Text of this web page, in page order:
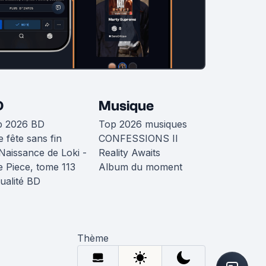
2026 BD
fête sans fin
de Loki -
Piece, tome 113
BD
Musique
Top 2026 musiques
CONFESSIONS II
Reality Awaits
Album du moment
Thème